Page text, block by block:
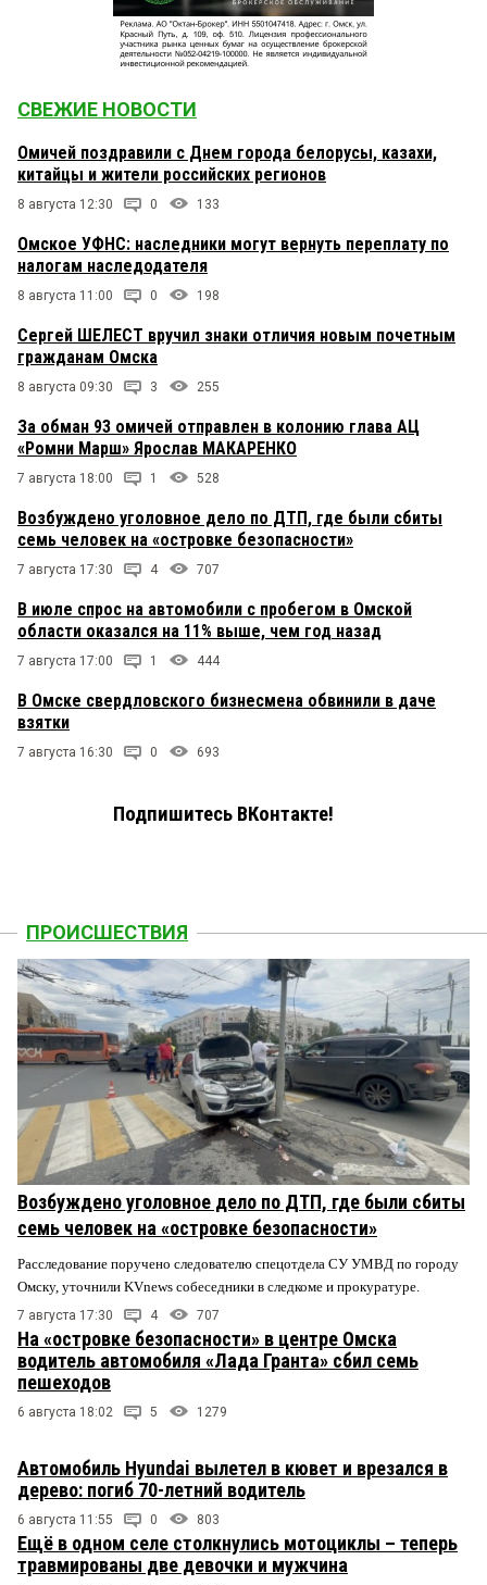
СВЕЖИЕ НОВОСТИ
Омичей поздравили с Днем города белорусы, казахи,
китайцы и жители российских регионов
8 августа 12:30 0 133
Омское УФНС: наследники могут вернуть переплату по
налогам наследодателя
8 августа 11:00 0 198
Сергей ШЕЛЕСТ вручил знаки отличия новым почетным
гражданам Омска
8 августа 09:30 3 255
За обман 93 омичей отправлен в колонию глава АЦ
«Ромни Марш» Ярослав МАКАРЕНКО
7 августа 18:00 1 528
Возбуждено уголовное дело по ДТП, где были сбиты
семь человек на «островке безопасности»
7 августа 17:30 4 707
В июле спрос на автомобили с пробегом в Омской
области оказался на 11% выше, чем год назад
7 августа 17:00 1 444
В Омске свердловского бизнесмена обвинили в даче
взятки
7 августа 16:30 0 693
Подпишитесь ВКонтакте!
ПРОИСШЕСТВИЯ
Возбуждено уголовное дело по ДТП, где были сбиты
семь человек на «островке безопасности»
Расследование поручено следователю спецотдела СУ УМВД по городу
Омску, уточнили KVnews собеседники в следкоме и прокуратуре.
7 августа 17:30 4 707
На «островке безопасности» в центре Омска
водитель автомобиля «Лада Гранта» сбил семь
пешеходов
6 августа 18:02 5 1279
Автомобиль Hyundai вылетел в кювет и врезался в
дерево: погиб 70-летний водитель
6 августа 11:55 0 803
Ещё в одном селе столкнулись мотоциклы – теперь
травмированы две девочки и мужчина